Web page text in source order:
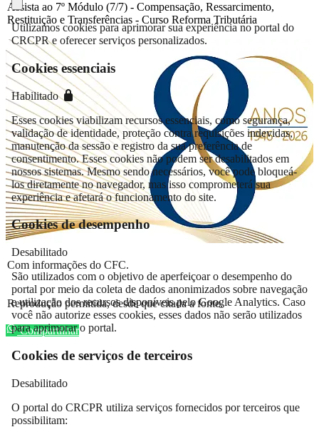
Assista ao 7º Módulo (7/7) - Compensação, Ressarcimento,
Restituição e Transferências - Curso Reforma Tributária
Com informações do CFC.
Reprodução permitida, desde que citada a fonte.
Compartilhar
Utilizamos cookies para aprimorar sua experiência no portal do
CRCPR e oferecer serviços personalizados.
Cookies essenciais
Habilitado
Esses cookies viabilizam recursos essenciais, como segurança,
validação de identidade, proteção contra requisições indevidas,
manutenção da sessão e registro da sua preferência de
consentimento. Esses cookies não podem ser desabilitados em
nossos sistemas. Mesmo sendo necessários, você pode bloqueá-
los diretamente no navegador, mas isso comprometerá sua
experiência e afetará o funcionamento do site.
Cookies de desempenho
Desabilitado
São utilizados com o objetivo de aperfeiçoar o desempenho do
portal por meio da coleta de dados anonimizados sobre navegação
e utilização dos recursos disponíveis pelo Google Analytics. Caso
você não autorize esses cookies, esses dados não serão utilizados
para aprimorar o portal.
Cookies de serviços de terceiros
Desabilitado
O portal do CRCPR utiliza serviços fornecidos por terceiros que
possibilitam: